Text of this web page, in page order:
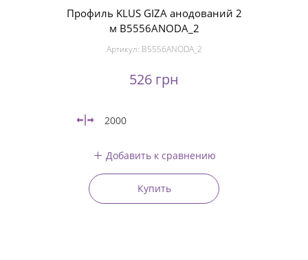
Профиль KLUS GIZA анодований 2
м B5556ANODA_2
Артикул: B5556ANODA_2
526 грн
2000
Добавить к сравнению
Купить